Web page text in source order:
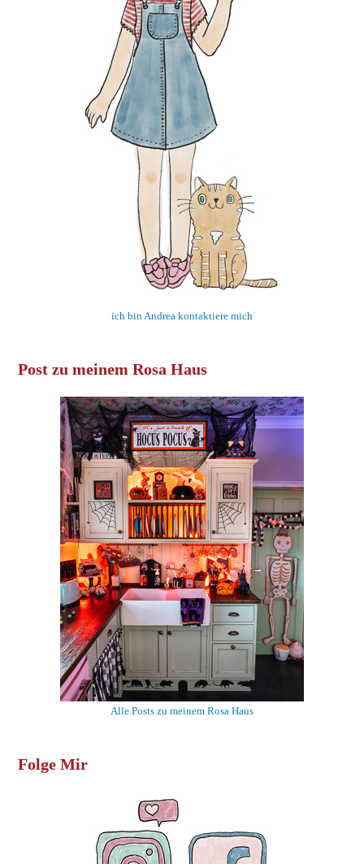
ich bin Andrea kontaktiere mich
Post zu meinem Rosa Haus
Alle Posts zu meinem Rosa Haus
Folge Mir